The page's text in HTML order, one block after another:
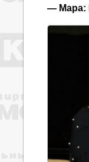
— Мара: